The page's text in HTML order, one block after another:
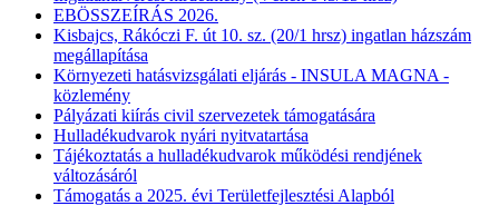
EBÖSSZEÍRÁS 2026.
Kisbajcs, Rákóczi F. út 10. sz. (20/1 hrsz) ingatlan házszám
megállapítása
Környezeti hatásvizsgálati eljárás - INSULA MAGNA -
közlemény
Pályázati kiírás civil szervezetek támogatására
Hulladékudvarok nyári nyitvatartása
Tájékoztatás a hulladékudvarok működési rendjének
változásáról
Támogatás a 2025. évi Területfejlesztési Alapból